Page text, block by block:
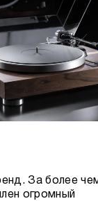
За более
огромный